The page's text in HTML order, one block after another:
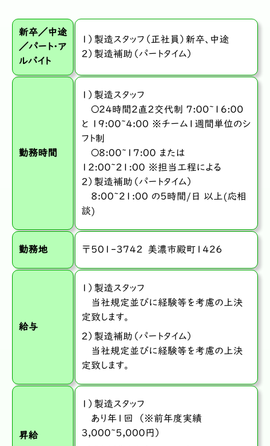
新卒／中途
／パート・ア
ルバイト
1）製造スタッフ（正社員）新卒、中途
2）製造補助（パートタイム）
勤務時間
１）製造スタッフ
〇24時間2直2交代制 7:00~16:00
と 19:00~4:00 ※チーム1週間単位のシ
フト制
〇8:00~17:00 または
12:00~21:00 ※担当工程による
２）製造補助（パートタイム）
8:00~21:00 の5時間/日 以上(応相
談)
勤務地 〒501-3742 美濃市殿町1426
給与
１）製造スタッフ
当社規定並びに経験等を考慮の上決
定致します。
２）製造補助（パートタイム）
当社規定並びに経験等を考慮の上決
定致します。
昇給
１）製造スタッフ
あり年1回 （※前年度実績
3,000~5,000円）